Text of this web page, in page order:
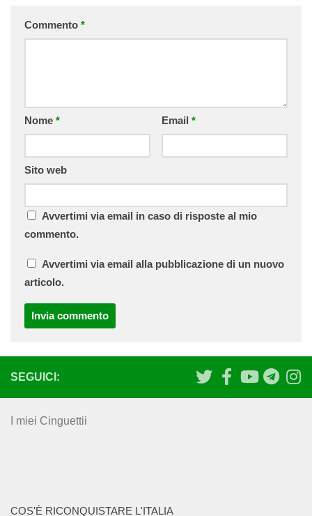
Commento *
Nome * Email *
Sito web
Avvertimi via email in caso di risposte al mio
commento.
Avvertimi via email alla pubblicazione di un nuovo
articolo.
SEGUICI:
I miei Cinguettii
COS'È RICONQUISTARE L'ITALIA